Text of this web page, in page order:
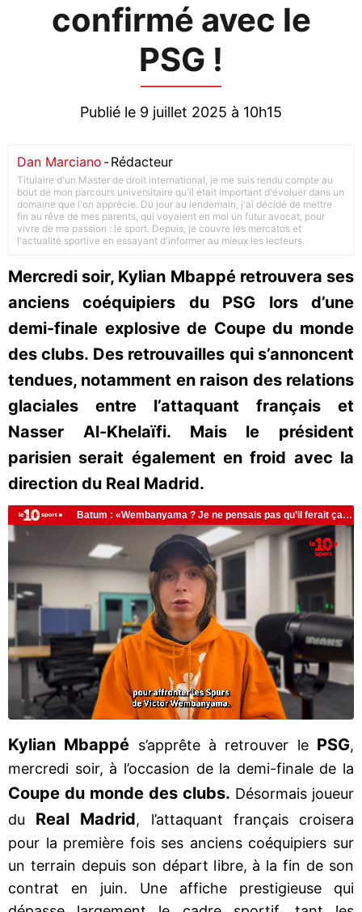
confirmé avec le
PSG !
Publié le 9 juillet 2025 à 10h15
Dan Marciano -Rédacteur
Titulaire d'un Master de droit international, je me suis rendu compte au
bout de mon parcours universitaire qu'il était important d'évoluer dans un
domaine que l'on apprécie. Du jour au lendemain, j'ai décidé de mettre
fin au rêve de mes parents, qui voyaient en moi un futur avocat, pour
vivre de ma passion : le sport. Depuis, je couvre les mercatos et
l'actualité sportive en essayant d'informer au mieux les lecteurs.
Mercredi soir, Kylian Mbappé retrouvera ses
anciens coéquipiers du PSG lors d’une
demi-finale explosive de Coupe du monde
des clubs. Des retrouvailles qui s’annoncent
tendues, notamment en raison des relations
glaciales entre l’attaquant français et
Nasser Al-Khelaïfi. Mais le président
parisien serait également en froid avec la
direction du Real Madrid.
Kylian Mbappé s’apprête à retrouver lePSG,
mercredi soir, à l’occasion de la demi-finale de la
Coupe du monde des clubs. Désormais joueur
du
Real Madrid, l’attaquant français croisera
pour la première fois ses anciens coéquipiers sur
un terrain depuis son départ libre, à la fin de son
contrat en juin. Une affiche prestigieuse qui